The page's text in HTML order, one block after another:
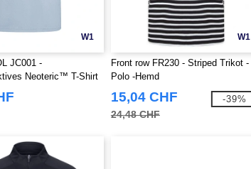
W1
JC001 -
Neoteric™ T-Shirt
W1
Front row FR230 - Striped Trikot -
Polo -Hemd
15,04 CHF
24,48 CHF
-39%